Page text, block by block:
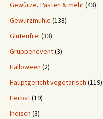
Gewürze, Pasten & mehr(43)
Gewürzmühle (138)
Glutenfrei (33)
Gruppenevent(3)
Halloween (2)
Hauptgericht vegetarisch (119)
Herbst(19)
Indisch (3)